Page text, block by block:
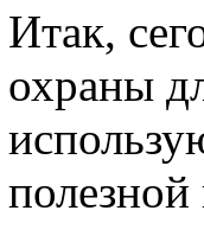
Итак,
охраны
полезной